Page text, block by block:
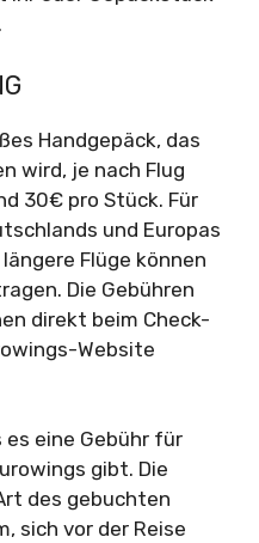
Handgepäck, das
wird, je nach Flug
30€ pro Stück. Für
und Europas
Flüge können
Die Gebühren
direkt beim Check-
Website
eine Gebühr für
gibt. Die
des gebuchten
sich vor der Reise